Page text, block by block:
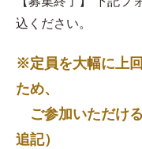
込ください。
※定員を大幅に上
ため、
ご参加いただけ
追記）